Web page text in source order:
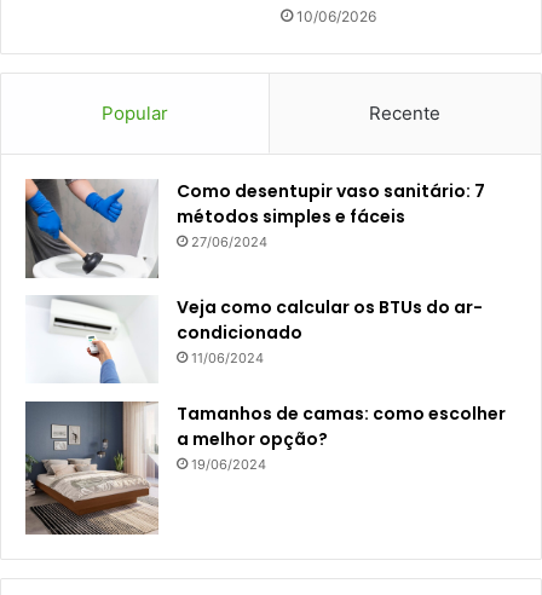
10/06/2026
Popular Recente
Como desentupir vaso sanitário: 7
métodos simples e fáceis
27/06/2024
Veja como calcular os BTUs do ar-
condicionado
11/06/2024
Tamanhos de camas: como escolher
a melhor opção?
19/06/2024